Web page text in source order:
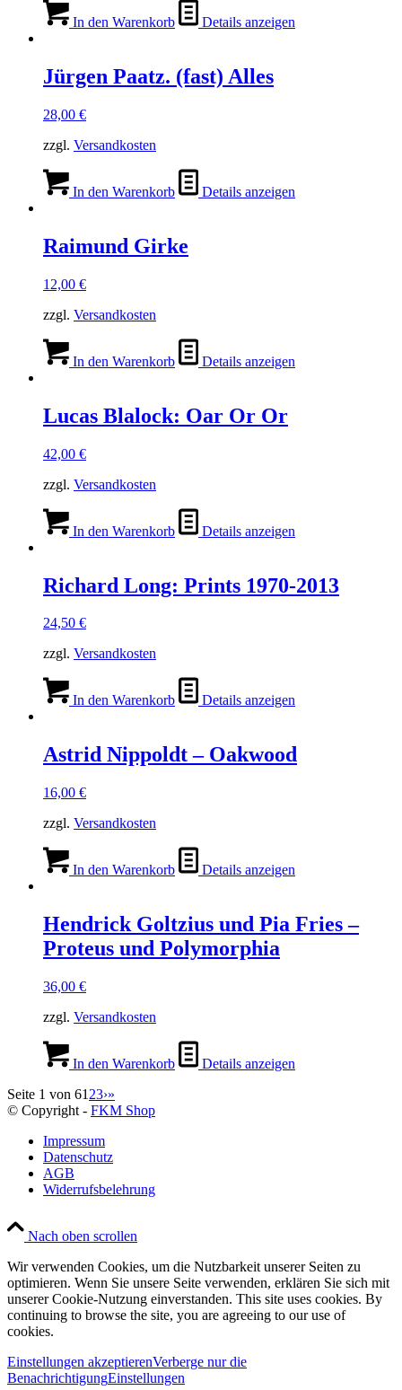
In den Warenkorb Details anzeigen
Jürgen Paatz. (fast) Alles
28,00 €
zzgl. Versandkosten
In den Warenkorb Details anzeigen
Raimund Girke
12,00 €
zzgl. Versandkosten
In den Warenkorb Details anzeigen
Lucas Blalock: Oar Or Or
42,00 €
zzgl. Versandkosten
In den Warenkorb Details anzeigen
Richard Long: Prints 1970-2013
24,50 €
zzgl. Versandkosten
In den Warenkorb Details anzeigen
Astrid Nippoldt – Oakwood
16,00 €
zzgl. Versandkosten
In den Warenkorb Details anzeigen
Hendrick Goltzius und Pia Fries –
Proteus und Polymorphia
36,00 €
zzgl. Versandkosten
In den Warenkorb
Details anzeigen
Seite 1 von 61 23›»
© Copyright - FKM Shop
Impressum
Datenschutz
AGB
Widerrufsbelehrung
Nach oben scrollen
Wir verwenden Cookies, um die Nutzbarkeit unserer Seiten zu
optimieren. Wenn Sie unsere Seite verwenden, erklären Sie sich mit
unserer Cookie-Nutzung einverstanden. This site uses cookies. By
continuing to browse the site, you are agreeing to our use of
cookies.
Einstellungen akzeptierenVerberge nur die
BenachrichtigungEinstellungen